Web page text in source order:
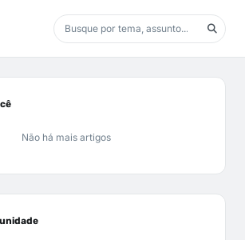
Não há mais artigos